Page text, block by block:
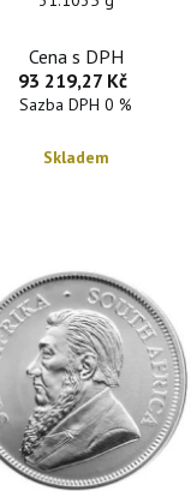
Cena s DPH
93 219,27 Kč
Sazba DPH 0 %
Skladem